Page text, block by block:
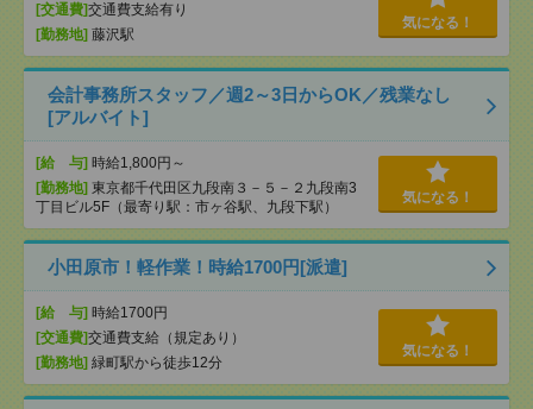
[交通費]交通費支給有り
[勤務地] 藤沢駅
気になる！
会計事務所スタッフ／週2～3日からOK／残業なし
[アルバイト]
[給 与] 時給1,800円～
[勤務地] 東京都千代田区九段南３－５－２九段南3
丁目ビル5F（最寄り駅：市ヶ谷駅、九段下駅）
気になる！
小田原市！軽作業！時給1700円[派遣]
[給 与] 時給1700円
[交通費]交通費支給（規定あり）
[勤務地] 緑町駅から徒歩12分
気になる！